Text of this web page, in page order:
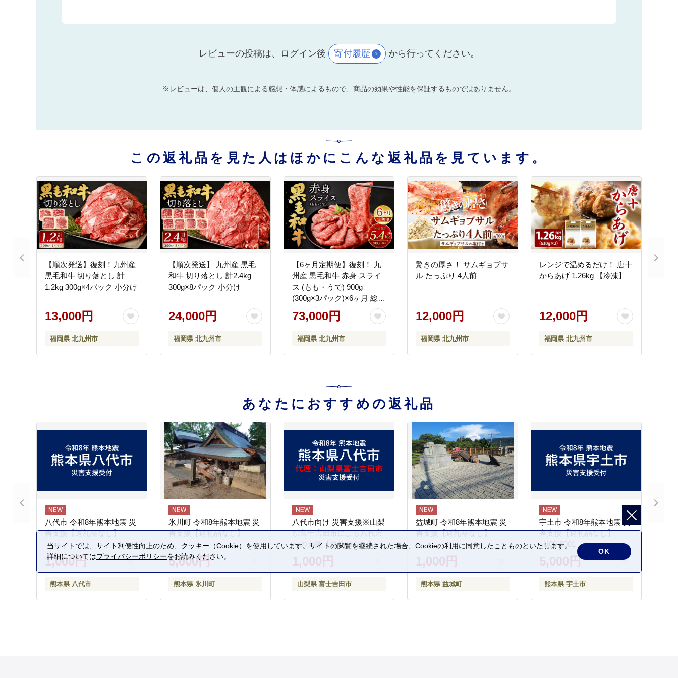
レビューの投稿は、ログイン後 寄付履歴 から行ってください。
※レビューは、個人の主観による感想・体感によるもので、商品の効果や性能を保証するものではありません。
この返礼品を見た人はほかにこんな返礼品を見ています。
【順次発送】復刻！九州産
黒毛和牛 切り落とし 計
1.2kg 300g×4パック 小分け
13,000円
福岡県 北九州市
【順次発送】 九州産 黒毛
和牛 切り落とし 計2.4kg
300g×8パック 小分け
24,000円
福岡県 北九州市
【6ヶ月定期便】復刻！ 九
州産 黒毛和牛 赤身 スライ
ス (もも・うで) 900g
(300g×3パック)×6ヶ月 総合
計5.4kg お肉 牛肉 国産牛
和牛 すき焼き 焼肉 焼き肉
73,000円
福岡県 北九州市
驚きの厚さ！ サムギョプサ
ル たっぷり 4人前
12,000円
福岡県 北九州市
レンジで温めるだけ！ 唐十
からあげ 1.26kg 【冷凍】
12,000円
福岡県 北九州市
あなたにおすすめの返礼品
八代市 令和8年熊本地震 災
害支援【返礼品なし】
1,000円
熊本県 八代市
氷川町 令和8年熊本地震 災
害支援【返礼品なし】
5,000円
熊本県 氷川町
八代市向け 災害支援※山梨
県富士吉田市による八代市
への支援【返礼品なし】
1,000円
山梨県 富士吉田市
益城町 令和8年熊本地震 災
害支援【返礼品なし】
1,000円
熊本県 益城町
宇土市 令和8年熊本地震 災
害支援【返礼品なし】
_U00-0001
5,000円
熊本県 宇土市
当サイトでは、サイト利便性向上のため、クッキー（Cookie）を使用しています。サイトの閲覧を継続された場合、Cookieの利用に同意したことものといたします。
詳細についてはプライバシーポリシーをお読みください。
OK